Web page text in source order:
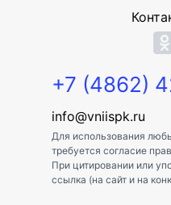
+7 (4862)
info@vniispk.ru
Для использования
требуется согласие
При цитировании или
ссылка (на сайт и на